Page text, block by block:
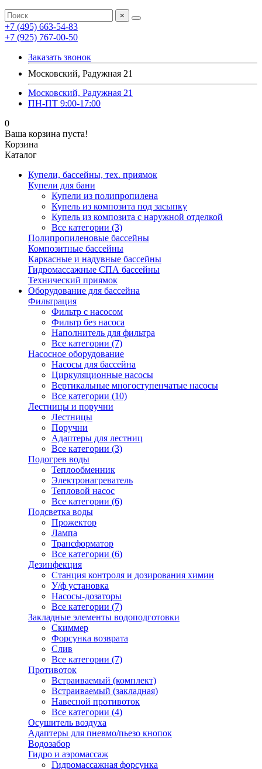
×
+7 (495) 663-54-83
+7 (925) 767-00-50
Заказать звонок
Московский, Радужная 21
Московский, Радужная 21
ПН-ПТ 9:00-17:00
0
Ваша корзина пуста!
Корзина
Каталог
Купели, бассейны, тех. приямок
Купели для бани
Купели из полипропилена
Купель из композита под засыпку
Купель из композита с наружной отделкой
Все категории (3)
Полипропиленовые бассейны
Композитные бассейны
Каркасные и надувные бассейны
Гидромассажные СПА бассейны
Технический приямок
Оборудование для бассейна
Фильтрация
Фильтр с насосом
Фильтр без насоса
Наполнитель для фильтра
Все категории (7)
Насосное оборудование
Насосы для бассейна
Циркуляционные насосы
Вертикальные многоступенчатые насосы
Все категории (10)
Лестницы и поручни
Лестницы
Поручни
Адаптеры для лестниц
Все категории (3)
Подогрев воды
Теплообменник
Электронагреватель
Тепловой насос
Все категории (6)
Подсветка воды
Прожектор
Лампа
Трансформатор
Все категории (6)
Дезинфекция
Станция контроля и дозирования химии
У/ф установка
Насосы-дозаторы
Все категории (7)
Закладные элементы водоподготовки
Скиммер
Форсунка возврата
Слив
Все категории (7)
Противоток
Встраиваемый (комплект)
Встраиваемый (закладная)
Навесной противоток
Все категории (4)
Осушитель воздуха
Адаптеры для пневмо/пьезо кнопок
Водозабор
Гидро и аэромассаж
Гидромассажная форсунка